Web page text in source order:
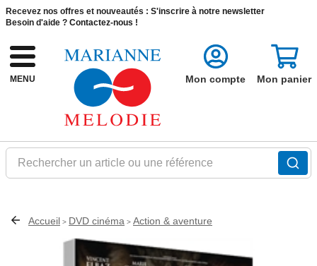
Recevez nos offres et nouveautés : S'inscrire à notre newsletter
Besoin d'aide ? Contactez-nous !
MENU
Rechercher un article ou une référence
Mon compte Mon panier
Accueil > DVD cinéma > Action & aventure